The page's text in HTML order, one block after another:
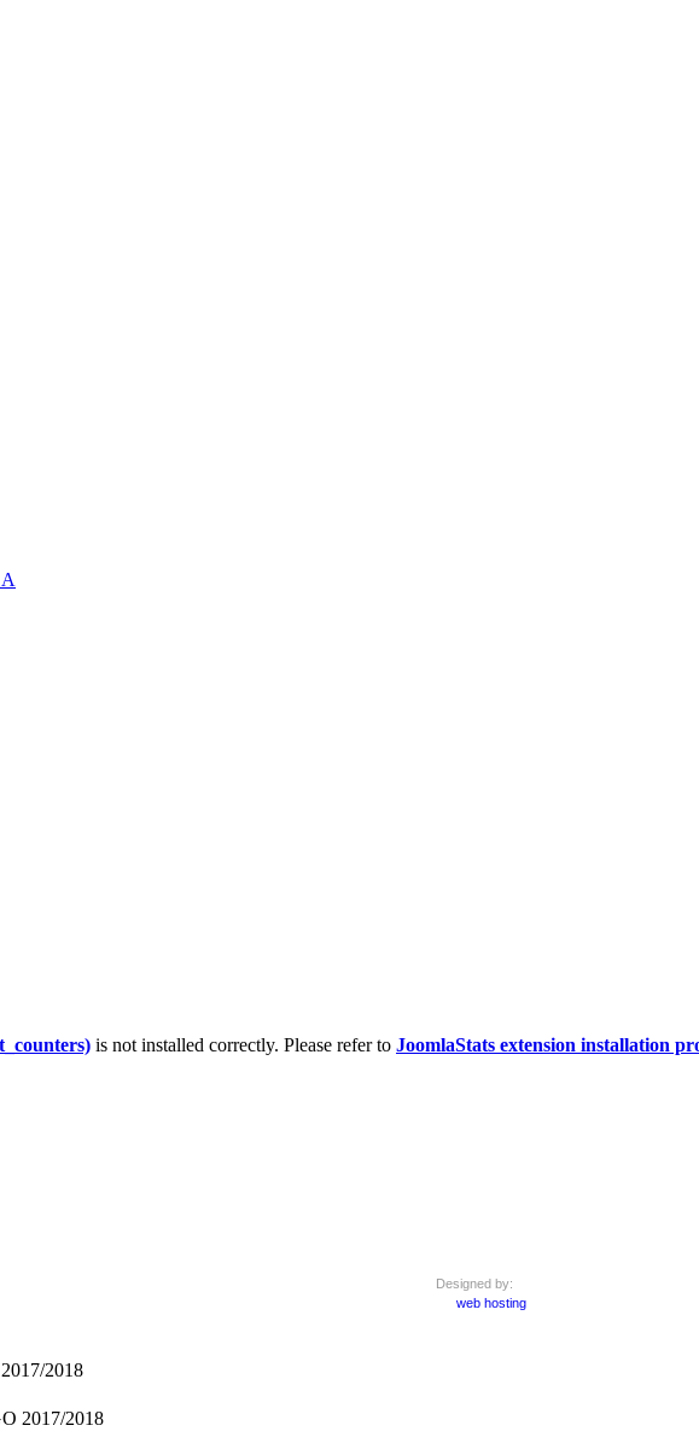
is not installed correctly. Please refer to JoomlaStats extension installation
Designed by:
web hosting
2018
2017/2018